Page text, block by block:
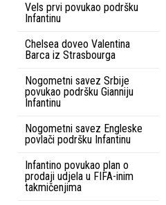
Vels prvi povukao podršku
Infantinu
Chelsea doveo Valentina
Barca iz Strasbourga
Nogometni savez Srbije
povukao podršku Gianniju
Infantinu
Nogometni savez Engleske
povlači podršku Infantinu
Infantino povukao plan o
prodaji udjela u FIFA-inim
takmičenjima